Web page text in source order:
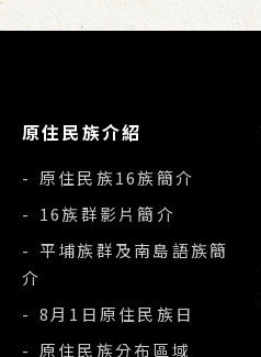
原住民族介紹
- 原住民族16族簡介
- 16族群影片簡介
- 平埔族群及南島語族簡
介
- 8月1日原住民族日
- 原住民族分布區域